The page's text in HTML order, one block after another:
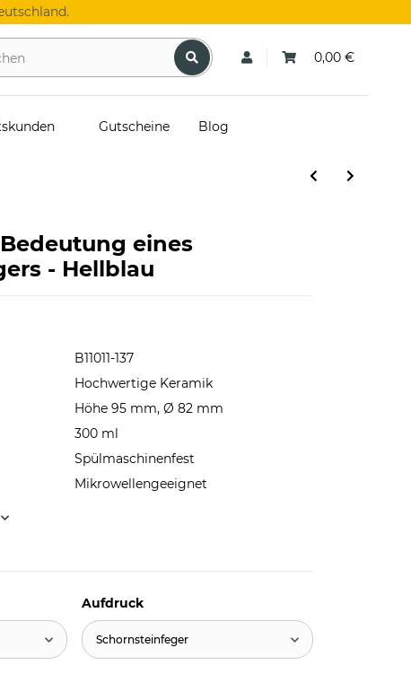
0,00 €
Gutscheine Blog
eines
- Hellblau
B11011-137
Hochwertige Keramik
Höhe 95 mm, Ø 82 mm
300 ml
Spülmaschinenfest
Mikrowellengeeignet
Aufdruck
Schornsteinfeger